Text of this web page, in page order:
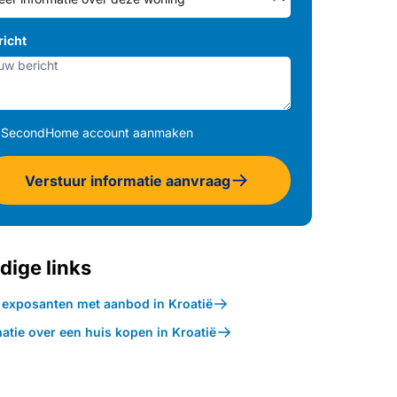
SecondHome account aanmaken
Verstuur informatie aanvraag
links
exposanten met aanbod in Kroatië
over een huis kopen in Kroatië